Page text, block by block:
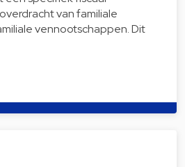
van familiale
vennootschappen. Dit